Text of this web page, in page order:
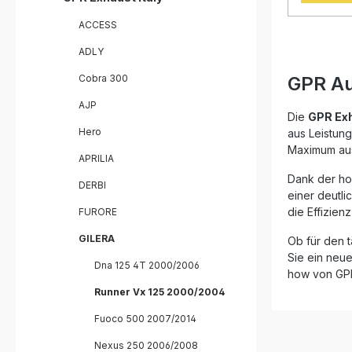
ACCESS
ADLY
Cobra 300
AJP
Hero
APRILIA
DERBI
FURORE
GILERA
Dna 125 4T 2000/2006
Runner Vx 125 2000/2004
Fuoco 500 2007/2014
Nexus 250 2006/2008
Jahre
sind Plug
including
GPR
Die GPR
aus
Maximum
Dank der
einer
die
Ob für den
Sie ein
how von